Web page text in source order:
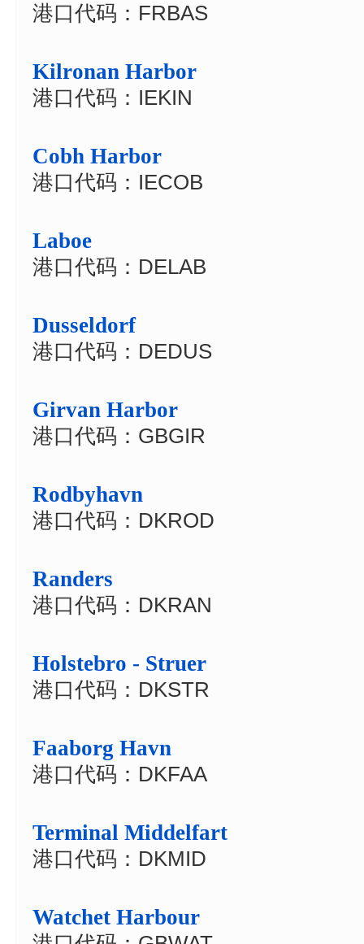
港口代码：FRBAS
Kilronan Harbor
港口代码：IEKIN
Cobh Harbor
港口代码：IECOB
Laboe
港口代码：DELAB
Dusseldorf
港口代码：DEDUS
Girvan Harbor
港口代码：GBGIR
Rodbyhavn
港口代码：DKROD
Randers
港口代码：DKRAN
Holstebro - Struer
港口代码：DKSTR
Faaborg Havn
港口代码：DKFAA
Terminal Middelfart
港口代码：DKMID
Watchet Harbour